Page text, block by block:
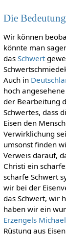
Die
Wir können
könnte man
das Schwert
Auch in
hoch
der Bearbeitung
Schwertes, dass
Eisen den
Verwirklichung
umsonst finden
Verweis darauf,
Christi ein
scharfe Schwert
wir bei der
das Schwert, wir
haben wir ein
Erzengels
Rüstung aus